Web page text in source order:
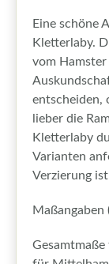
Eine schöne
Kletterlaby.
vom
entscheiden,
lieber die
Kletterlaby
Varianten
Verzierung
Maßangaben